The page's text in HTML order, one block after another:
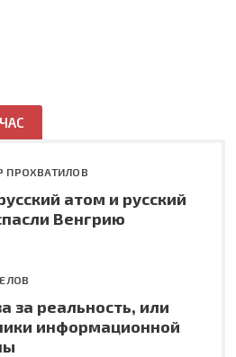
ПРОХВАТИЛОВ
атом и русский
Венгрию
за реальность, или
информационной